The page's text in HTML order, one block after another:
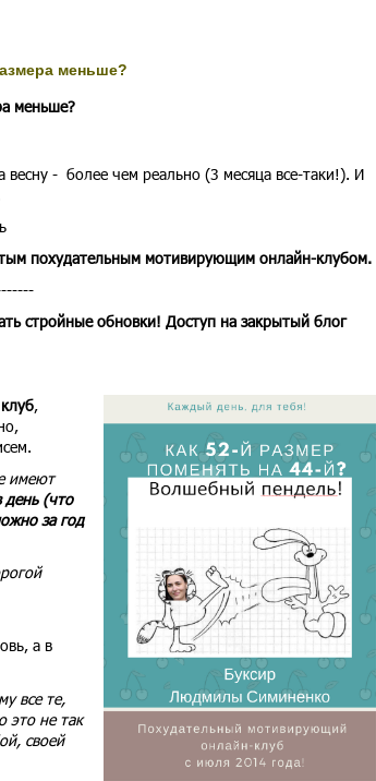
меньше?
меньше?
- более чем реально (3 месяца все-таки!). И
похудательным мотивирующим онлайн-клубом.
стройные обновки! Доступ на закрытый блог
,
имеют
день (что
за год
а в
все те,
это не так
своей